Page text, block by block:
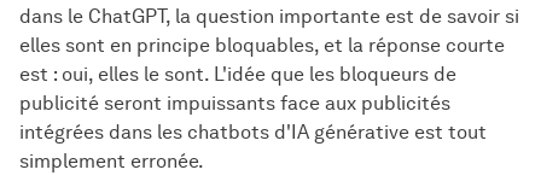
dans le ChatGPT, la question importante est de savoir si
elles sont en principe bloquables, et la réponse courte
est : oui, elles le sont. L'idée que les bloqueurs de
publicité seront impuissants face aux publicités
intégrées dans les chatbots d'IA générative est tout
simplement erronée.